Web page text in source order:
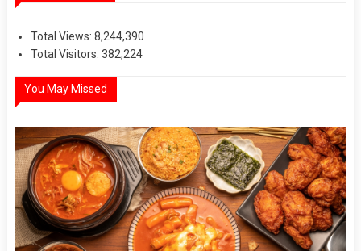
Total Views: 8,244,390
Total Visitors: 382,224
You May Missed